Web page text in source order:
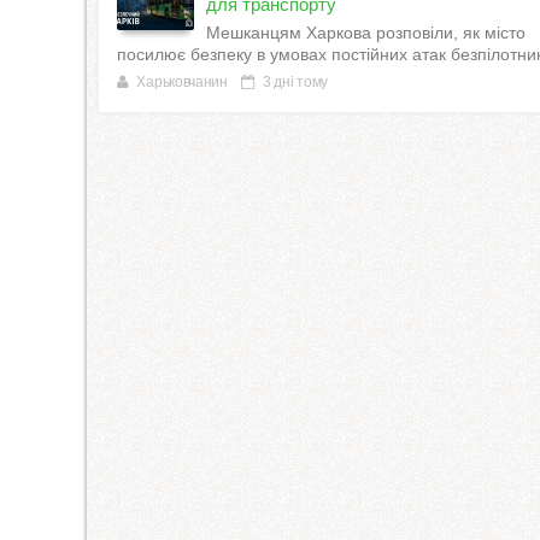
Мешканцям Харкова розповіли, як місто
посилює безпеку в умовах постійних атак
Харьковчанин 3 дні тому